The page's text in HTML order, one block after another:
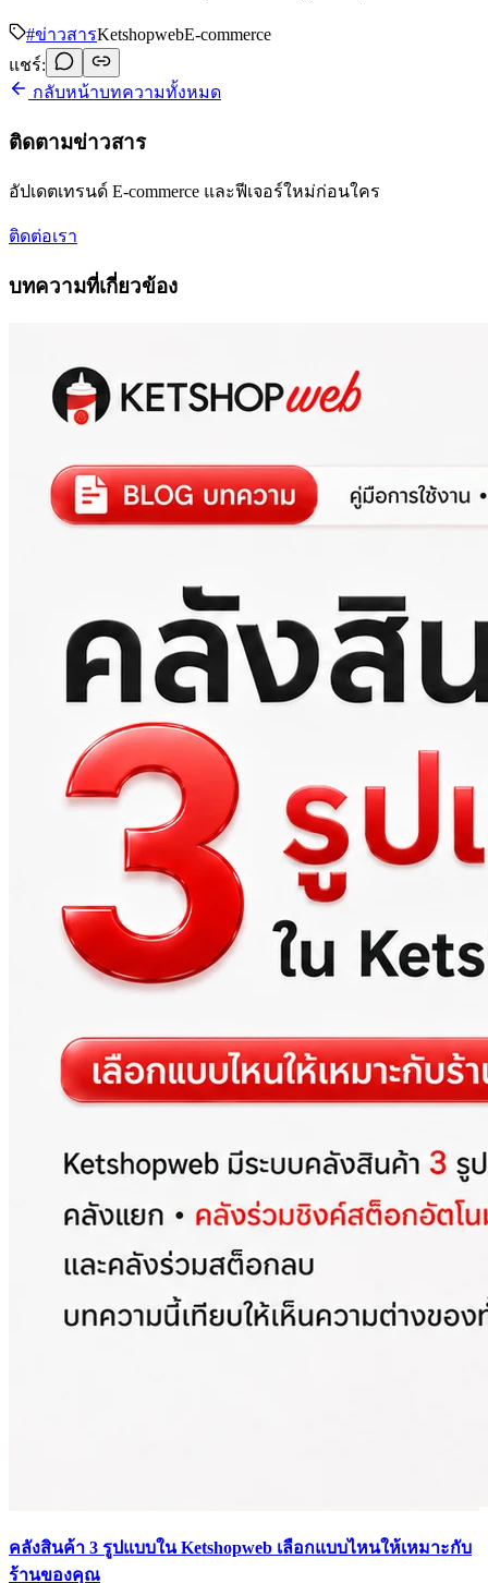
#ข่าวสารKetshopwebE-commerce
แชร์:
กลับหน้าบทความทั้งหมด
ติดตามข่าวสาร
อัปเดตเทรนด์ E-commerce และฟีเจอร์ใหม่ก่อนใคร
ติดต่อเรา
บทความที่เกี่ยวข้อง
คลังสินค้า 3 รูปแบบใน Ketshopweb เลือกแบบไหนให้เหมาะกับ
ร้านของคุณ